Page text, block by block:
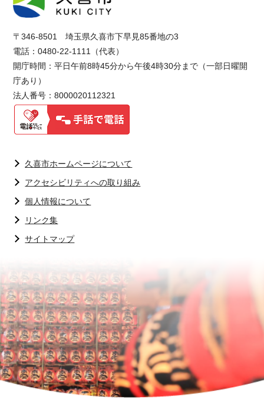
〒346-8501 埼玉県久喜市下早見85番地の3
電話：0480-22-1111（代表）
開庁時間：平日午前8時45分から午後4時30分まで（一部日曜開
庁あり）
法人番号：8000020112321
久喜市ホームページについて
アクセシビリティへの取り組み
個人情報について
リンク集
サイトマップ